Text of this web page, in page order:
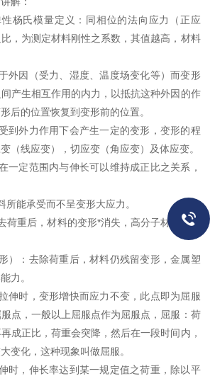
氏模量定义：同相位的法向应力（正应
，为测定材料刚性之系数，其值越高，材料
因（受力、湿度、温度场变化等）而变形
产生相互作用的内力，以抵抗这种外因的作
后的位置恢复到变形前的位置。
外力作用下会产生一定的变形，变形的程
（线应变），切应变（角应变）及体应变。
定范围内与伸长可以维持成正比之关系，
能承受而不呈变形大应力。
重后，材料的变形*消失，高分子材料等都
：去除荷重后，材料仍残留变形，金属塑
力。
时，变形增快而应力不变，此点即为屈服
点，一般以上屈服点作为屈服点，屈服：荷
成正比，荷重会突降，然后在一段时间内，
变化，这种现象叫做屈服。
，伸长率达到某一规定值之荷重，除以平